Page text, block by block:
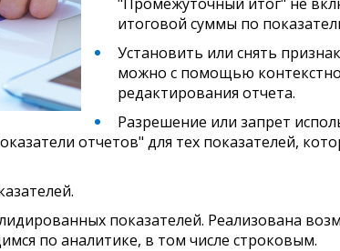
итоговой суммы по
Установить или снять
можно с помощью
редактирования отчета.
Разрешение или запрет
отчетов" для тех показателей,
показателей. Реализована
по аналитике, в том числе строковым.